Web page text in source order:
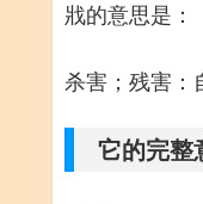
戕的意思是：
杀害；残害：
它的完整